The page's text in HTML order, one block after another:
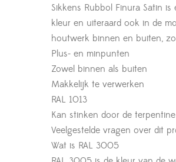
Sikkens Rubbol Finura Satin
kleur en uiteraard ook in de
houtwerk binnen en buiten,
Plus- en minpunten
Zowel binnen als buiten
Makkelijk te verwerken
RAL 1013
Kan stinken door de terpentine
Veelgestelde vragen over dit
Wat is RAL 3005